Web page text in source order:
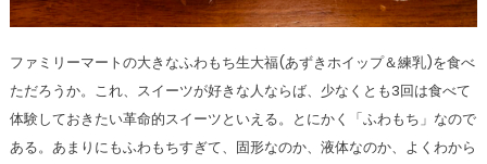
ファミリーマートの大きなふわもち生大福(あずきホイップ＆練乳)を食べ
ただろうか。これ、スイーツが好きな人ならば、少なくとも3回は食べて
体験しておきたい革命的スイーツといえる。とにかく「ふわもち」なので
ある。あまりにもふわもちすぎて、固形なのか、液体なのか、よくわから